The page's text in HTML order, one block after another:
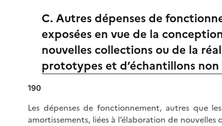
C. Autres dépenses de
exposées en vue de la
nouvelles collections ou de la
prototypes et d’échantillons non
190
Les dépenses de fonctionnement, autres que
amortissements, liées à l’élaboration de nouvelles